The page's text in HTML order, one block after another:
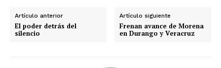
Artículo anterior
El poder detrás del
silencio
Artículo siguiente
Frenan avance de Morena
en Durango y Veracruz